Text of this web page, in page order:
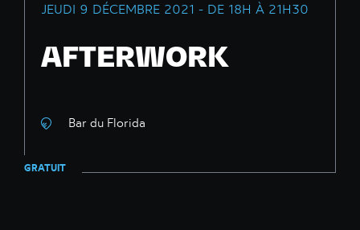
JEUDI 9 DÉCEMBRE 2021 - DE 18H À 21H30
AFTERWORK
Bar du Florida
GRATUIT